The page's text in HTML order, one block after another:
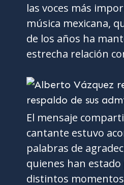
las voces más
música mexicana,
de los años ha
estrecha relación
El mensaje
cantante estuvo
palabras de
quienes han
distintos